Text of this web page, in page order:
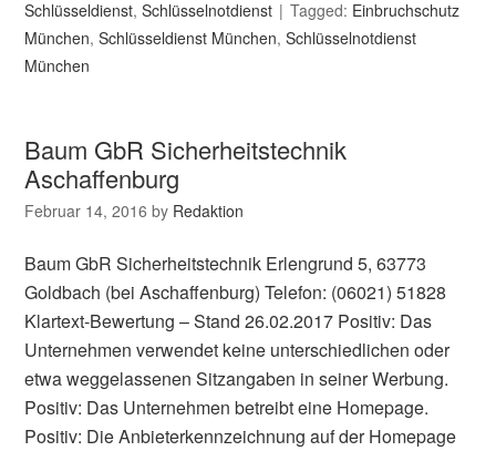
Schlüsseldienst,Schlüsselnotdienst Tagged: Einbruchschutz
München,Schlüsseldienst München,Schlüsselnotdienst
München
Baum GbR Sicherheitstechnik
Aschaffenburg
Februar 14, 2016 by Redaktion
Baum GbR Sicherheitstechnik Erlengrund 5, 63773
Goldbach (bei Aschaffenburg) Telefon: (06021) 51828
Klartext-Bewertung – Stand 26.02.2017 Positiv: Das
Unternehmen verwendet keine unterschiedlichen oder
etwa weggelassenen Sitzangaben in seiner Werbung.
Positiv: Das Unternehmen betreibt eine Homepage.
Positiv: Die Anbieterkennzeichnung auf der Homepage